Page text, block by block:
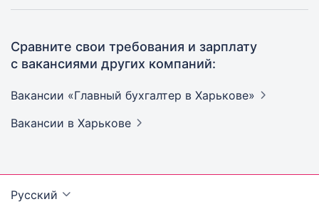
Сравните свои требования и зарплату
с вакансиями других компаний:
Вакансии «Главный бухгалтер в Харькове»
Вакансии в Харькове
Русский